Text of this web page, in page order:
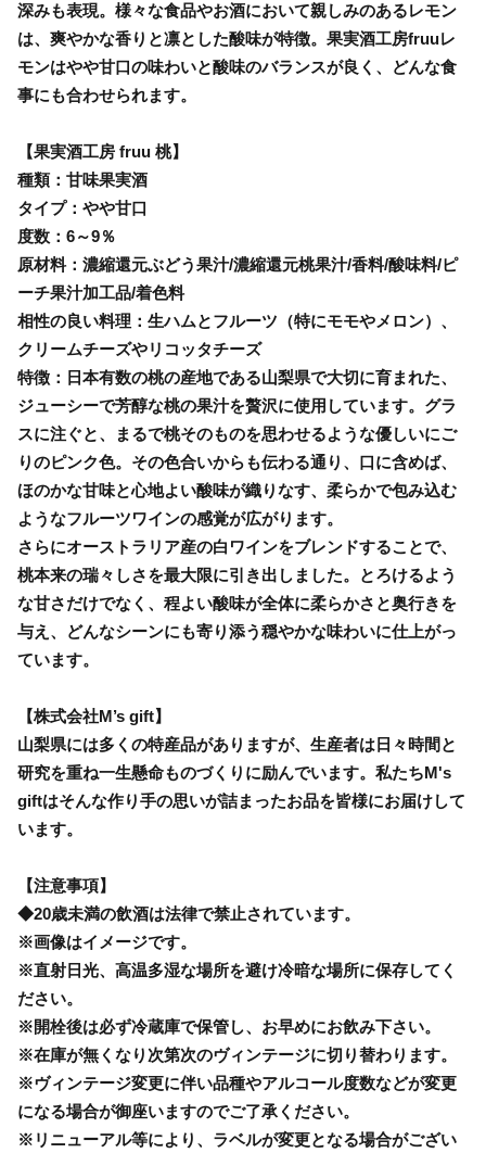
深みも表現。様々な食品やお酒において親しみのあるレモン
は、爽やかな香りと凛とした酸味が特徴。果実酒工房fruuレ
モンはやや甘口の味わいと酸味のバランスが良く、どんな食
事にも合わせられます。
【果実酒工房 fruu 桃】
種類：甘味果実酒
タイプ：やや甘口
度数：6～9％
原材料：濃縮還元ぶどう果汁/濃縮還元桃果汁/香料/酸味料/ピ
ーチ果汁加工品/着色料
相性の良い料理：生ハムとフルーツ（特にモモやメロン）、
クリームチーズやリコッタチーズ
特徴：日本有数の桃の産地である山梨県で大切に育まれた、
ジューシーで芳醇な桃の果汁を贅沢に使用しています。グラ
スに注ぐと、まるで桃そのものを思わせるような優しいにご
りのピンク色。その色合いからも伝わる通り、口に含めば、
ほのかな甘味と心地よい酸味が織りなす、柔らかで包み込む
ようなフルーツワインの感覚が広がります。
さらにオーストラリア産の白ワインをブレンドすることで、
桃本来の瑞々しさを最大限に引き出しました。とろけるよう
な甘さだけでなく、程よい酸味が全体に柔らかさと奥行きを
与え、どんなシーンにも寄り添う穏やかな味わいに仕上がっ
ています。
【株式会社M’s gift】
山梨県には多くの特産品がありますが、生産者は日々時間と
研究を重ね一生懸命ものづくりに励んでいます。私たちM's
giftはそんな作り手の思いが詰まったお品を皆様にお届けして
います。
【注意事項】
◆20歳未満の飲酒は法律で禁止されています。
※画像はイメージです。
※直射日光、高温多湿な場所を避け冷暗な場所に保存してく
ださい。
※開栓後は必ず冷蔵庫で保管し、お早めにお飲み下さい。
※在庫が無くなり次第次のヴィンテージに切り替わります。
※ヴィンテージ変更に伴い品種やアルコール度数などが変更
になる場合が御座いますのでご了承ください。
※リニューアル等により、ラベルが変更となる場合がござい